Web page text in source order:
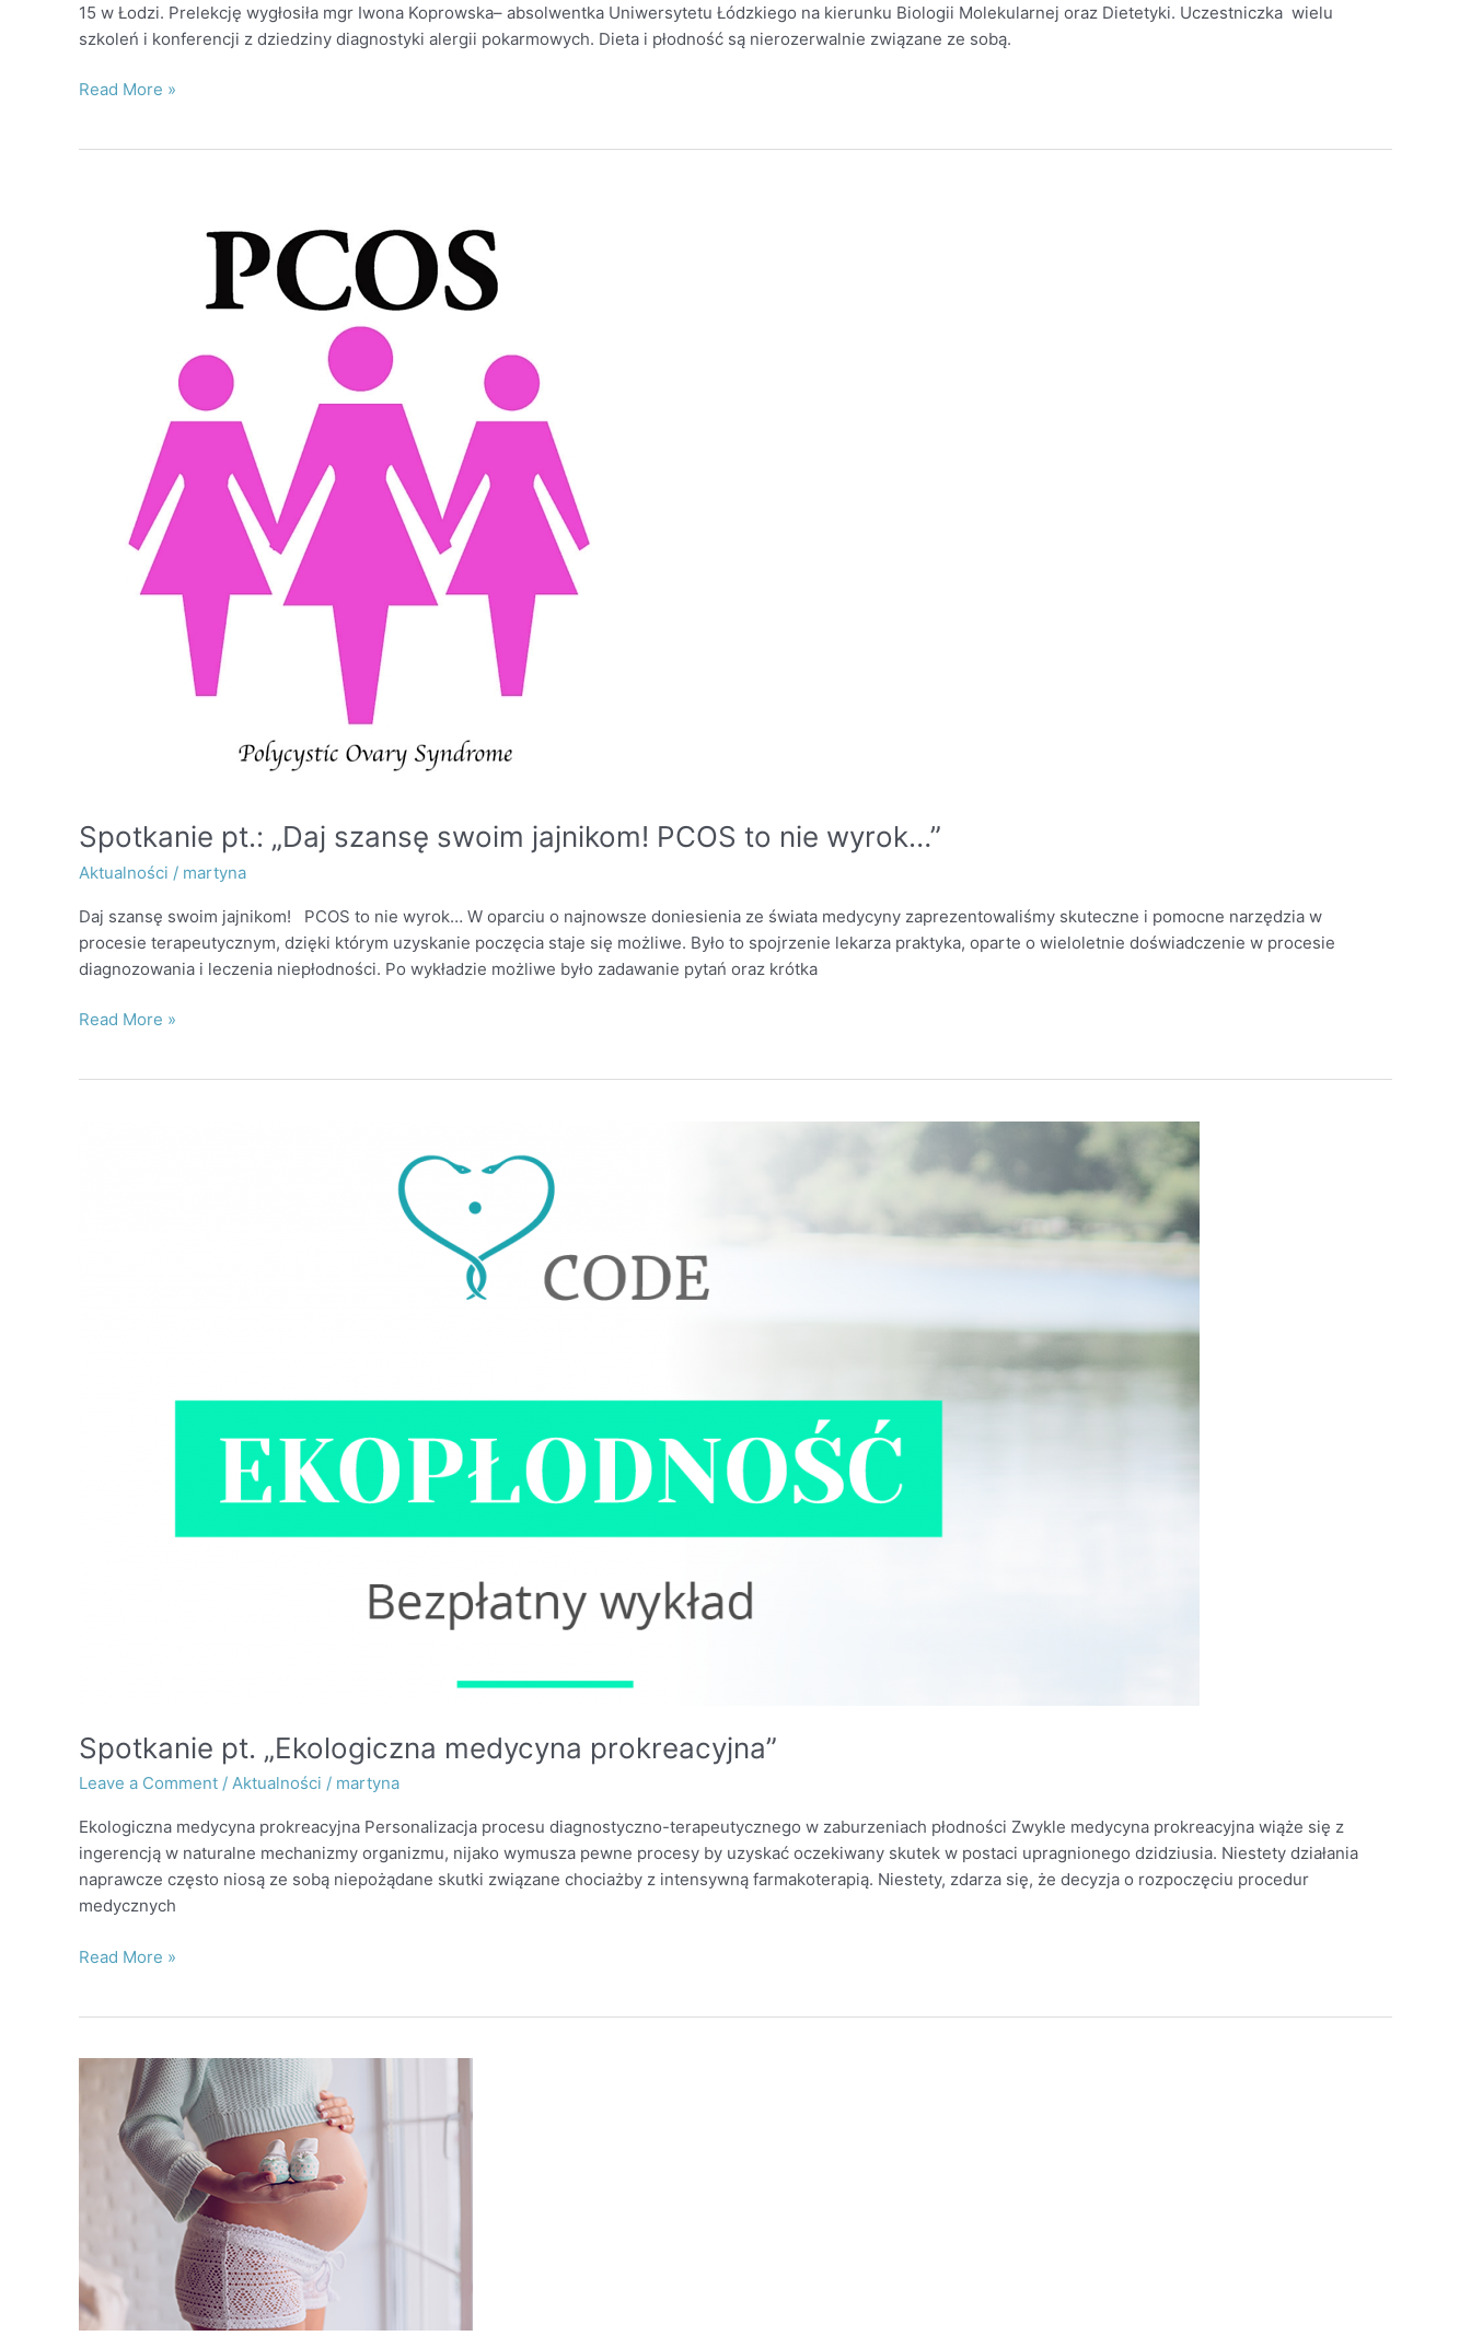
15 w Łodzi. Prelekcję wygłosiła mgr Iwona Koprowska– absolwentka Uniwersytetu Łódzkiego na kierunku Biologii Molekularnej oraz Dietetyki. Uczestniczka wielu
szkoleń i konferencji z dziedziny diagnostyki alergii pokarmowych. Dieta i płodność są nierozerwalnie związane ze sobą.
Read More »
Spotkanie pt.: „Daj szansę swoim jajnikom! PCOS to nie wyrok…”
Aktualności / martyna
Daj szansę swoim jajnikom! PCOS to nie wyrok… W oparciu o najnowsze doniesienia ze świata medycyny zaprezentowaliśmy skuteczne i pomocne narzędzia w
procesie terapeutycznym, dzięki którym uzyskanie poczęcia staje się możliwe. Było to spojrzenie lekarza praktyka, oparte o wieloletnie doświadczenie w procesie
diagnozowania i leczenia niepłodności. Po wykładzie możliwe było zadawanie pytań oraz krótka
Read More »
Spotkanie pt. „Ekologiczna medycyna prokreacyjna”
Leave a Comment / Aktualności / martyna
Ekologiczna medycyna prokreacyjna Personalizacja procesu diagnostyczno-terapeutycznego w zaburzeniach płodności Zwykle medycyna prokreacyjna wiąże się z
ingerencją w naturalne mechanizmy organizmu, nijako wymusza pewne procesy by uzyskać oczekiwany skutek w postaci upragnionego dzidziusia. Niestety działania
naprawcze często niosą ze sobą niepożądane skutki związane chociażby z intensywną farmakoterapią. Niestety, zdarza się, że decyzja o rozpoczęciu procedur
medycznych
Read More »
Prowadzenie
Centrum
Medycznym